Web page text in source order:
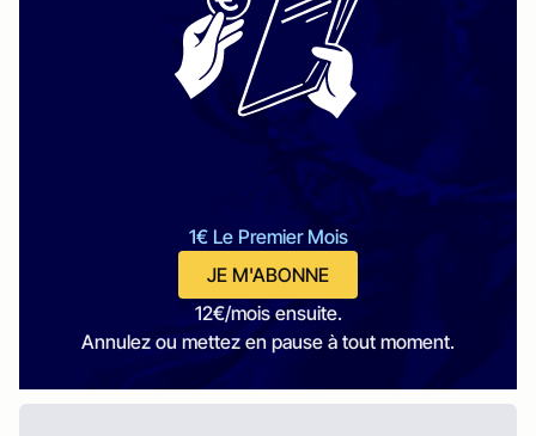
1€ Le Premier Mois
JE M'ABONNE
12€/mois ensuite.
Annulez ou mettez en pause à tout moment.